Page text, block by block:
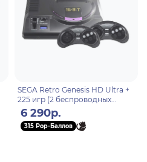
SEGA Retro Genesis HD Ultra +
225 игр (2 беспроводных
2.4ГГц джойстика, HDMI
кабель)
6 290р.
315 Pop-Баллов